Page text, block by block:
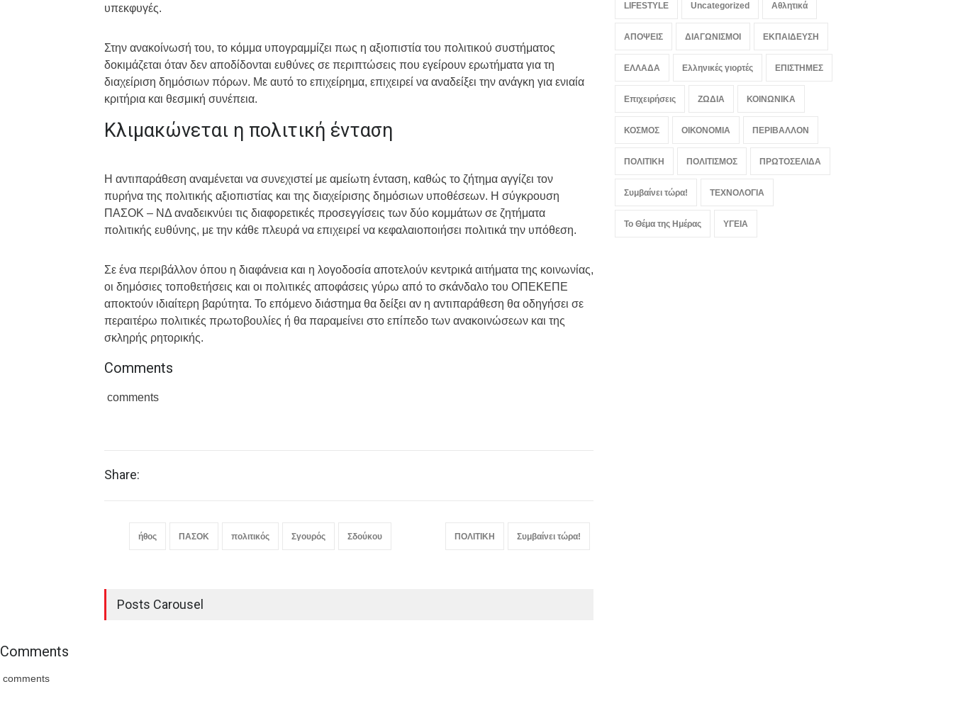
υπεκφυγές.
Στην ανακοίνωσή του, το κόμμα υπογραμμίζει πως η αξιοπιστία του πολιτικού συστήματος
δοκιμάζεται όταν δεν αποδίδονται ευθύνες σε περιπτώσεις που εγείρουν ερωτήματα για τη
διαχείριση δημόσιων πόρων. Με αυτό το επιχείρημα, επιχειρεί να αναδείξει την ανάγκη για ενιαία
κριτήρια και θεσμική συνέπεια.
Κλιμακώνεται η πολιτική ένταση
Η αντιπαράθεση αναμένεται να συνεχιστεί με αμείωτη ένταση, καθώς το ζήτημα αγγίζει τον
πυρήνα της πολιτικής αξιοπιστίας και της διαχείρισης δημόσιων υποθέσεων. Η σύγκρουση
ΠΑΣΟΚ – ΝΔ αναδεικνύει τις διαφορετικές προσεγγίσεις των δύο κομμάτων σε ζητήματα
πολιτικής ευθύνης, με την κάθε πλευρά να επιχειρεί να κεφαλαιοποιήσει πολιτικά την υπόθεση.
Σε ένα περιβάλλον όπου η διαφάνεια και η λογοδοσία αποτελούν κεντρικά αιτήματα της κοινωνίας,
οι δημόσιες τοποθετήσεις και οι πολιτικές αποφάσεις γύρω από το σκάνδαλο του ΟΠΕΚΕΠΕ
αποκτούν ιδιαίτερη βαρύτητα. Το επόμενο διάστημα θα δείξει αν η αντιπαράθεση θα οδηγήσει σε
περαιτέρω πολιτικές πρωτοβουλίες ή θα παραμείνει στο επίπεδο των ανακοινώσεων και της
σκληρής ρητορικής.
Comments
comments
Share:
ήθος ΠΑΣΟΚ πολιτικός Σγουρός Σδούκου ΠΟΛΙΤΙΚΗ Συμβαίνει τώρα!
Posts Carousel
LIFESTYLE Uncategorized Αθλητικά
ΑΠΟΨΕΙΣ ΔΙΑΓΩΝΙΣΜΟΙ ΕΚΠΑΙΔΕΥΣΗ
ΕΛΛΑΔΑ Ελληνικές γιορτές ΕΠΙΣΤΗΜΕΣ
Επιχειρήσεις ΖΩΔΙΑ ΚΟΙΝΩΝΙΚΑ
ΚΟΣΜΟΣ ΟΙΚΟΝΟΜΙΑ ΠΕΡΙΒΑΛΛΟΝ
ΠΟΛΙΤΙΚΗ ΠΟΛΙΤΙΣΜΟΣ ΠΡΩΤΟΣΕΛΙΔΑ
Συμβαίνει τώρα! ΤΕΧΝΟΛΟΓΙΑ
Το Θέμα της Ημέρας ΥΓΕΙΑ
Comments
comments